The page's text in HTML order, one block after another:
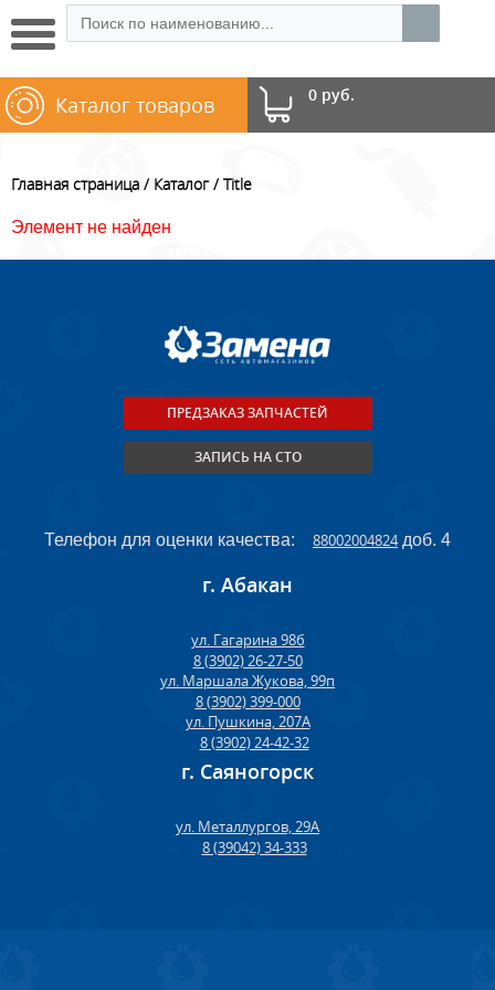
0 руб.
Каталог товаров
Главная страница Каталог Title
Элемент не найден
ПРЕДЗАКАЗ ЗАПЧАСТЕЙ
ЗАПИСЬ НА СТО
Телефон для оценки качества: 88002004824доб. 4
г. Абакан
ул. Гагарина 98б
8 (3902) 26-27-50
ул. Маршала Жукова, 99п
8 (3902) 399-000
ул. Пушкина, 207А
8 (3902) 24-42-32
г. Саяногорск
ул. Металлургов, 29А
8 (39042) 34-333